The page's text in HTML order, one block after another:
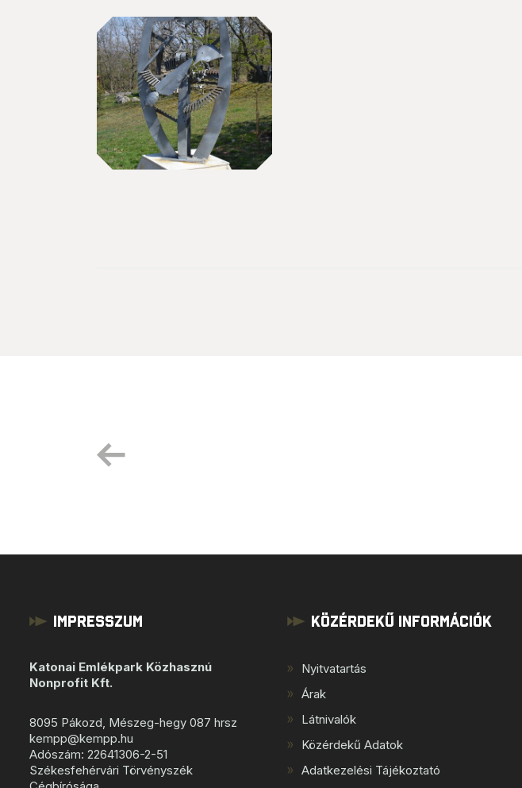
Impresszum
Katonai Emlékpark Közhasznú
Nonprofit Kft.
8095 Pákozd, Mészeg-hegy 087 hrsz
kempp@kempp.hu
Adószám: 22641306-2-51
Székesfehérvári Törvényszék
Közérdekű Információk
Nyitvatartás
Árak
Látnivalók
Közérdekű Adatok
Adatkezelési Tájékoztató